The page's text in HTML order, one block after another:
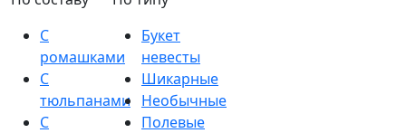
С
ромашками
С
тюльпанами
С
Букет
невесты
Шикарные
Необычные
Полевые